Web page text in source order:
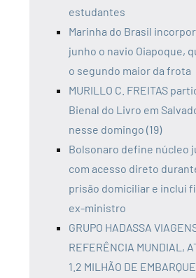
estudantes
Marinha do Brasil
junho o navio Oiapoque,
o segundo maior da frota
MURILLO C. FREITAS
Bienal do Livro em
nesse domingo (19)
Bolsonaro define núcleo
com acesso direto
prisão domiciliar e inclui
ex-ministro
GRUPO HADASSA
REFERÊNCIA MUNDIAL,
1.2 MILHÃO DE